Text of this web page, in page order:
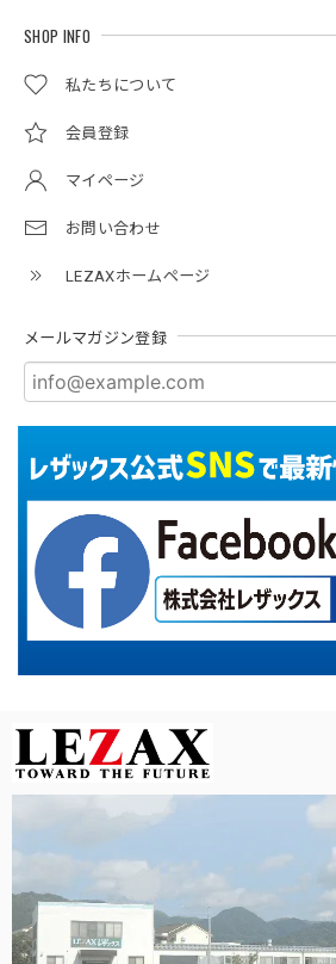
SHOP INFO
私たちについて
会員登録
マイページ
お問い合わせ
LEZAXホームページ
メールマガジン登録